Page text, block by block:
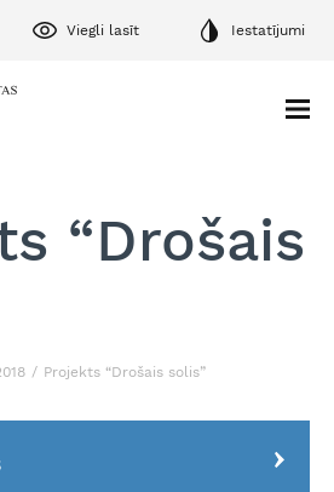
Viegli lasīt Iestatījumi
“Drošais
Projekts “Drošais solis”